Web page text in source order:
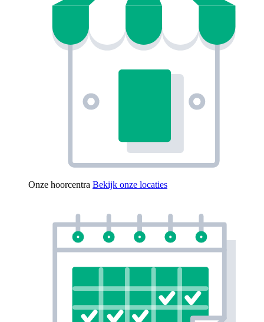
Onze hoorcentra Bekijk onze locaties